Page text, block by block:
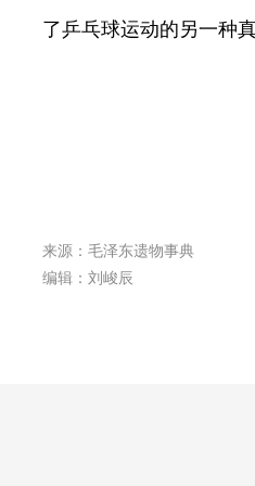
了乒乓球运动的另一种
来源：毛泽东遗物事典
编辑：刘峻辰